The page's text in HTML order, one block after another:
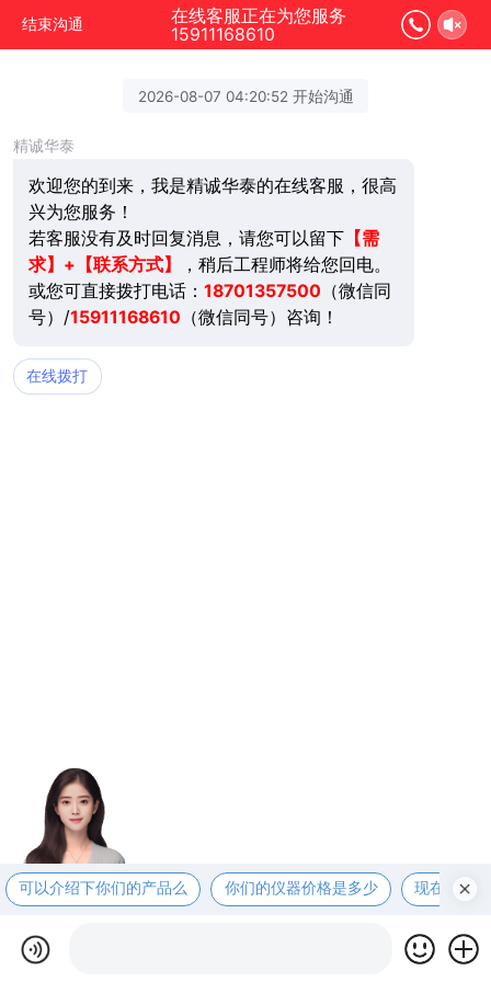
结束沟通
在线客服正在为您服务
15911168610
2026-08-07 04:20:52 开始沟通
精诚华泰
欢迎您的到来，我是精诚华泰的在线客服，很高
兴为您服务！
若客服没有及时回复消息，请您可以留下【需
求】+【联系方式】
，稍后工程师将给您回电。
或您可直接拨打电话： 18701357500 （微信同
号）/15911168610 （微信同号）咨询！
在线拨打
可以介绍下你们的产品么 你们的仪器价格是多少 现在有优